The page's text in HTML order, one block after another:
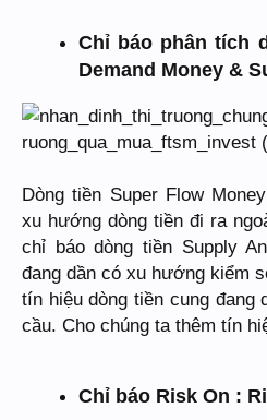
Chỉ báo phân tích
Demand Money &
Dòng tiền Super Flow
xu hướng dòng tiền đi ra
chỉ báo dòng tiền Supply
đang dần có xu hướng kiểm
tín hiệu dòng tiền cung đang
cầu. Cho chúng ta thêm tín
Chỉ báo Risk On :